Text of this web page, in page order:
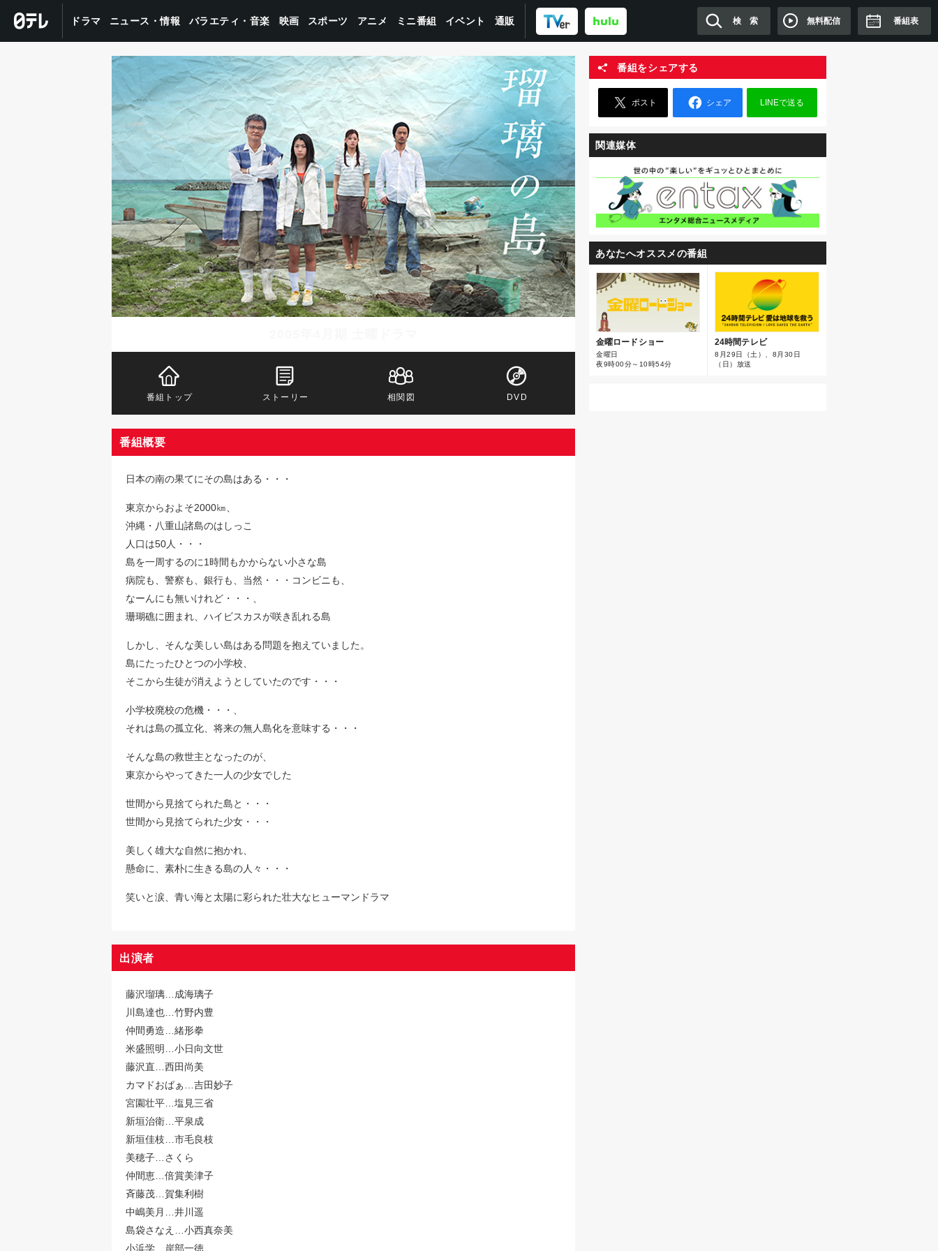
ドラマ ニュース・情報 バラエティ・音楽 映画 スポーツ アニメ ミニ番組 イベント 通販 検 索 無料配信 番組表
番組トップ ストーリー 相関図 DVD
番組概要
日本の南の果てにその島はある・・・
東京からおよそ2000㎞、
沖縄・八重山諸島のはしっこ
人口は50人・・・
島を一周するのに1時間もかからない小さな島
病院も、警察も、銀行も、当然・・・コンビニも、
なーんにも無いけれど・・・、
珊瑚礁に囲まれ、ハイビスカスが咲き乱れる島
しかし、そんな美しい島はある問題を抱えていました。
島にたったひとつの小学校、
そこから生徒が消えようとしていたのです・・・
小学校廃校の危機・・・、
それは島の孤立化、将来の無人島化を意味する・・・
そんな島の救世主となったのが、
東京からやってきた一人の少女でした
世間から見捨てられた島と・・・
世間から見捨てられた少女・・・
美しく雄大な自然に抱かれ、
懸命に、素朴に生きる島の人々・・・
笑いと涙、青い海と太陽に彩られた壮大なヒューマンドラマ
出演者
藤沢瑠璃…成海璃子
川島達也…竹野内豊
仲間勇造…緒形拳
米盛照明…小日向文世
藤沢直…西田尚美
カマドおばぁ…吉田妙子
宮園壮平…塩見三省
新垣治衛…平泉成
新垣佳枝…市毛良枝
美穂子…さくら
仲間恵…倍賞美津子
斉藤茂…賀集利樹
中嶋美月…井川遥
島袋さなえ…小西真奈美
小浜学…岸部一徳
番組をシェアする
ポスト シェア LINEで送る
関連媒体
あなたへオススメの番組
金曜ロードショー
金曜日
夜9時00分～10時54分
24時間テレビ
8月29日（土）、8月30日
（日）放送